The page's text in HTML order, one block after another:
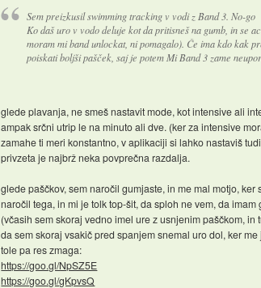
Sem preizkusil swimming tracking v vodi z Band 3. No-go
Ko daš uro v vodo deluje kot da pritisneš na gumb, in se
moram mi band unlockat, ni pomagalo). Če ima kdo kak
poiskati boljši pašček, saj je potem Mi Band 3 zame
glede plavanja, ne smeš nastavit mode, kot intensive ali
ampak srčni utrip le na minuto ali dve. (ker za intensive
zamahe ti meri konstantno, v aplikaciji si lahko nastaviš
privzeta je najbrž neka povprečna razdalja.
glede paščkov, sem naročil gumjaste, in me mal motjo, ker
naročil tega, in mi je tolk top-šit, da sploh ne vem, da imam
(včasih sem skoraj vedno imel ure z usnjenim paščkom, in
da sem skoraj vsakič pred spanjem snemal uro dol, ker
tole pa res zmaga:
https://goo.gl/NpSZ5E
https://goo.gl/gKpvsQ